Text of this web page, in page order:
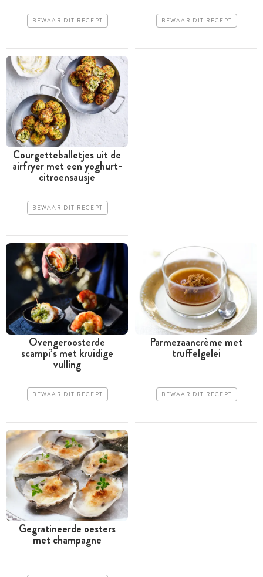
BEWAAR DIT RECEPT BEWAAR DIT RECEPT
Courgetteballetjes uit de
airfryer met een yoghurt-
citroensausje
BEWAAR DIT RECEPT
Ovengeroosterde
scampi’s met kruidige
vulling
BEWAAR DIT RECEPT
Parmezaancrème met
truffelgelei
BEWAAR DIT RECEPT
Gegratineerde oesters
met champagne